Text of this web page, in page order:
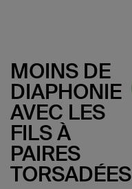
MOINS DE
DIAPHONIE
AVEC LES
FILS À
PAIRES
TORSADÉES